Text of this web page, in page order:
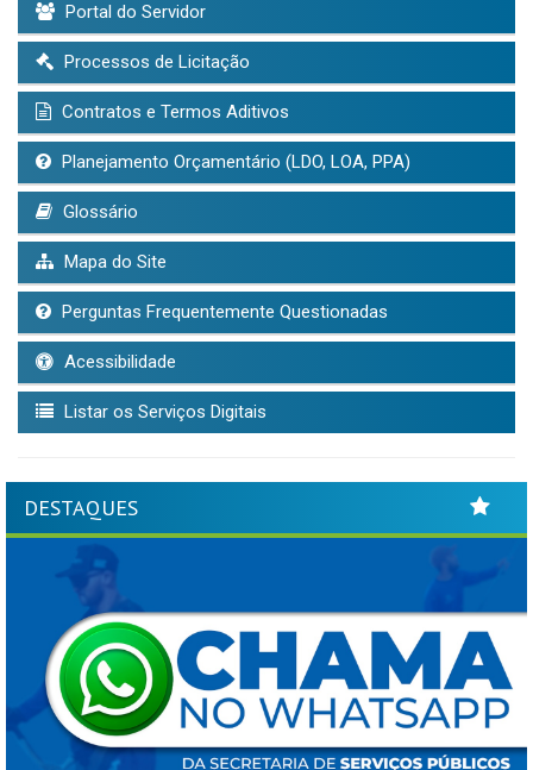
Portal do Servidor
Processos de Licitação
Contratos e Termos Aditivos
Planejamento Orçamentário (LDO, LOA, PPA)
Glossário
Mapa do Site
Perguntas Frequentemente Questionadas
Acessibilidade
Listar os Serviços Digitais
DESTAQUES